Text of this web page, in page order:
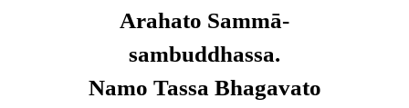
Arahato Sammā-
sambuddhassa.
Namo Tassa Bhagavato